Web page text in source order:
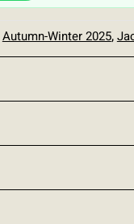
Autumn-Winter 2025,